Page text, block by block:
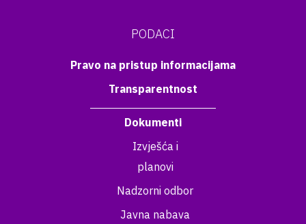
PODACI
Pravo na pristup informacijama
Transparentnost
Dokumenti
Izvješća i
planovi
Nadzorni odbor
Javna nabava